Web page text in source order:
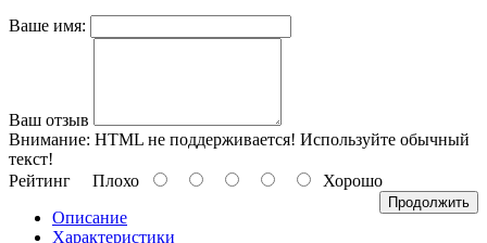
Ваше имя:
Ваш отзыв
Внимание: HTML не поддерживается! Используйте обычный
текст!
Рейтинг Плохо Хорошо
Продолжить
Описание
Характеристики